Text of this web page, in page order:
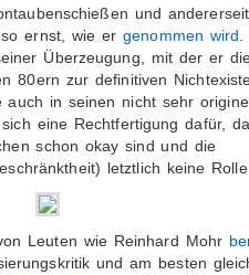
und
so ernst, wie ergenommen wird
Überzeugung, mit der er
80ern zur definitiven
in seinen nicht sehr
eine Rechtfertigung dafür,
schon okay sind und die
letztlich keine
Leuten wie Reinhard Mohr
und am besten